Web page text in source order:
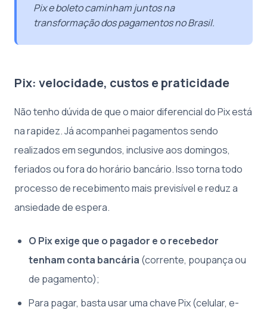
Pix e boleto caminham juntos na
transformação dos pagamentos no Brasil.
Pix: velocidade, custos e praticidade
Não tenho dúvida de que o maior diferencial do Pix está
na rapidez. Já acompanhei pagamentos sendo
realizados em segundos, inclusive aos domingos,
feriados ou fora do horário bancário. Isso torna todo
processo de recebimento mais previsível e reduz a
ansiedade de espera.
O Pix exige que o pagador e o recebedor
tenham conta bancária (corrente, poupança ou
de pagamento);
Para pagar, basta usar uma chave Pix (celular, e-